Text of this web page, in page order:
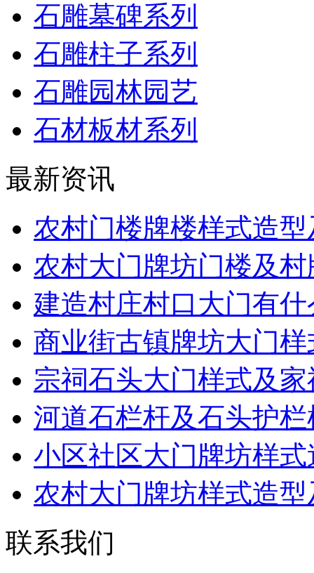
石雕墓碑系列
石雕柱子系列
石雕园林园艺
石材板材系列
最新资讯
农村门楼牌楼样式造
农村大门牌坊门楼及
建造村庄村口大门有
商业街古镇牌坊大门
宗祠石头大门样式及
河道石栏杆及石头护
小区社区大门牌坊样
农村大门牌坊样式造
联系我们